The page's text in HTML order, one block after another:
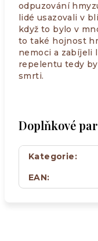
odpuzování
lidé usazovali v
když to bylo v
to také hojnost
nemoci a zabíjeli
repelentu tedy
smrti.
Doplňkové
Kategorie:
EAN: